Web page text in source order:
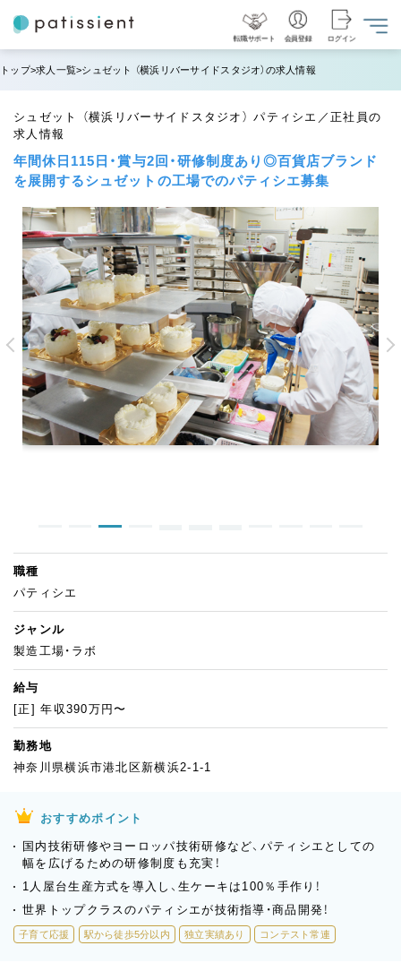
転職サポート 会員登録 ログイン
トップ 求人一覧 シュゼット （横浜リバーサイドスタジオ）の求人情報
シュゼット （横浜リバーサイドスタジオ） パティシエ／正社員の
求人情報
年間休日115日・賞与2回・研修制度あり◎百貨店ブランド
を展開するシュゼットの工場でのパティシエ募集
職種
パティシエ
ジャンル
製造工場・ラボ
給与
[正] 年収390万円〜
勤務地
神奈川県横浜市港北区新横浜2-1-1
おすすめポイント
国内技術研修やヨーロッパ技術研修など、パティシエとしての
幅を広げるための研修制度も充実！
1人屋台生産方式を導入し、生ケーキは100％手作り！
世界トップクラスのパティシエが技術指導・商品開発！
子育て応援 駅から徒歩5分以内 独立実績あり コンテスト常連